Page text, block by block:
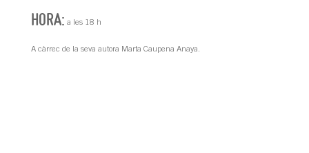
HORA: a les 18 h
A càrrec de la seva autora Marta Caupena Anaya.